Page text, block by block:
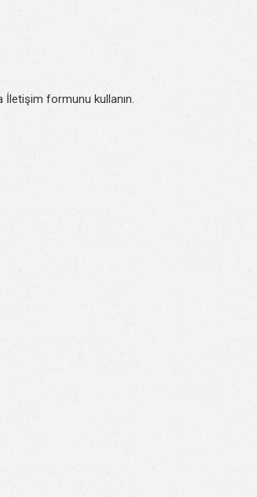
İletişim formunu kullanın.